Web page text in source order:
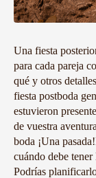
Una fiesta
para cada pareja
qué y otros
fiesta postboda
estuvieron
de vuestra
boda ¡Una
cuándo debe
Podrías